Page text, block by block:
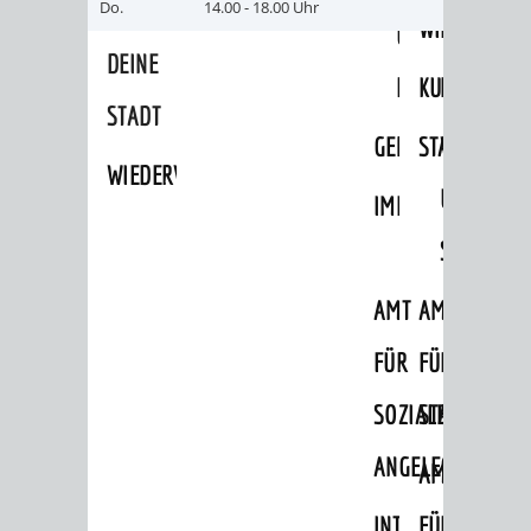
AN
DEINE
STADT
WIEDERVERMIETUNGSPRÄMIE
UND
BAU)
GEBÄUDEBETRIEB
WIRTSCHAFT
MUSEUM
UND
AMT
FÜR
SOZIALE
AMT
FÜR
AMT
Do. 14.00 - 18.00 Uhr